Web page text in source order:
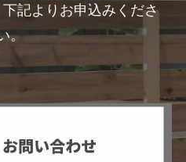
記よりお申込みくださ
。